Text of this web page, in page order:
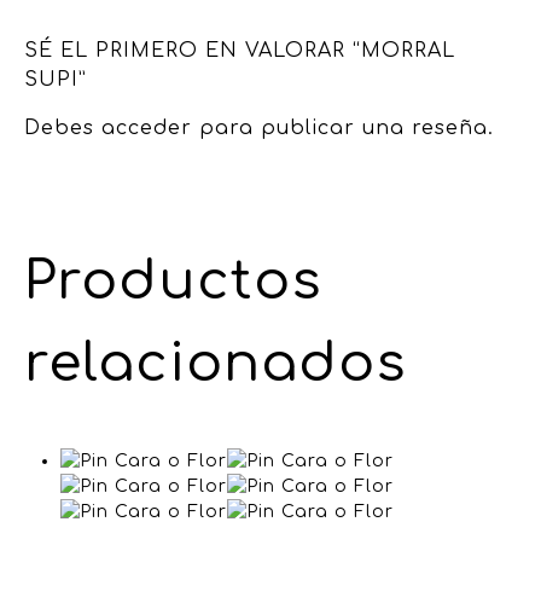
SÉ EL PRIMERO EN VALORAR “MORRAL
SUPI”
Debes acceder para publicar una reseña.
Productos
relacionados